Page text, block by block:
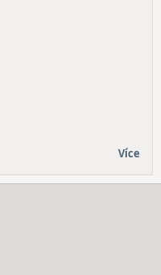
Více